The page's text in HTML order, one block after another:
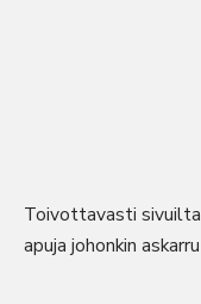
Toivottavasti
apuja johonkin